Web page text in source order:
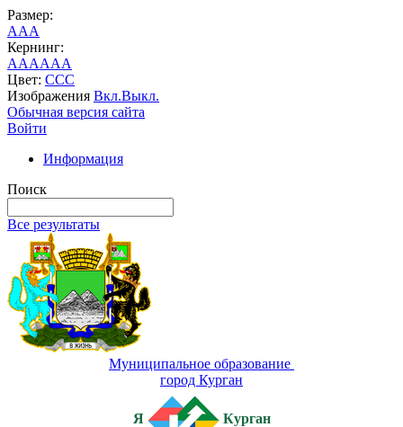
Размер:
AAA
Кернинг:
AAAAAA
Цвет: CCC
Изображения Вкл.Выкл.
Обычная версия сайта
Войти
Информация
Поиск
Все результаты
Муниципальное образование
город Курган
Я Курган